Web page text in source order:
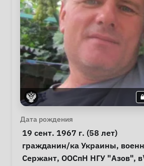
Личная информация
Дата рождения
19 сент. 1967 г. (58 лет)
Особые обстоятельства
гражданин/ка Украины,
Примечания